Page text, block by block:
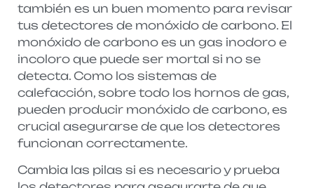
también es un buen momento para revisar
tus detectores de monóxido de carbono. El
monóxido de carbono es un gas inodoro e
incoloro que puede ser mortal si no se
detecta. Como los sistemas de
calefacción, sobre todo los hornos de gas,
pueden producir monóxido de carbono, es
crucial asegurarse de que los detectores
funcionan correctamente.
Cambia las pilas si es necesario y prueba